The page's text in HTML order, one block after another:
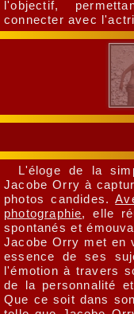
l'objectif,
connecter avec
L'éloge de la
Jacobe Orry à
photos candides.
photographie, elle
spontanés et
Jacobe Orry met en
essence de ses
l'émotion à travers
de la personnalité
Que ce soit dans